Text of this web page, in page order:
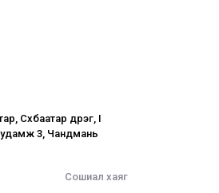
Сүхбаатар дүүрэг, I
3, Чандмань
Сошиал хаяг